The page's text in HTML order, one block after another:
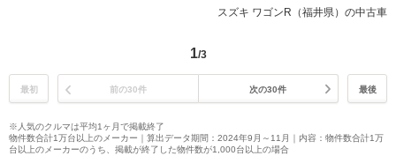
スズキ ワゴンR（福井県）の中古車
1/3
最初 前の30件 次の30件 最後
※人気のクルマは平均1ヶ月で掲載終了
物件数合計1万台以上のメーカー｜算出データ期間：2024年9月～11月｜内容：物件数合計1万
台以上のメーカーのうち、掲載が終了した物件数が1,000台以上の場合